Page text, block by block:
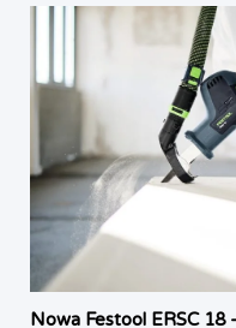
Nowa Festool ERSC 18